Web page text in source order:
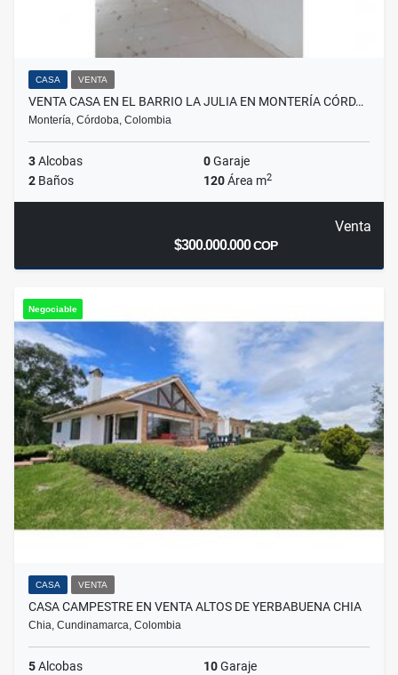
CASA VENTA
VENTA CASA EN EL BARRIO LA JULIA EN MONTERÍA CÓRD…
Montería, Córdoba, Colombia
3Alcobas 0Garaje
2 Baños 120Área m2
Venta
$300.000.000COP
Negociable
CASA VENTA
CASA CAMPESTRE EN VENTA ALTOS DE YERBABUENA CHIA
Chia, Cundinamarca, Colombia
5Alcobas 10Garaje